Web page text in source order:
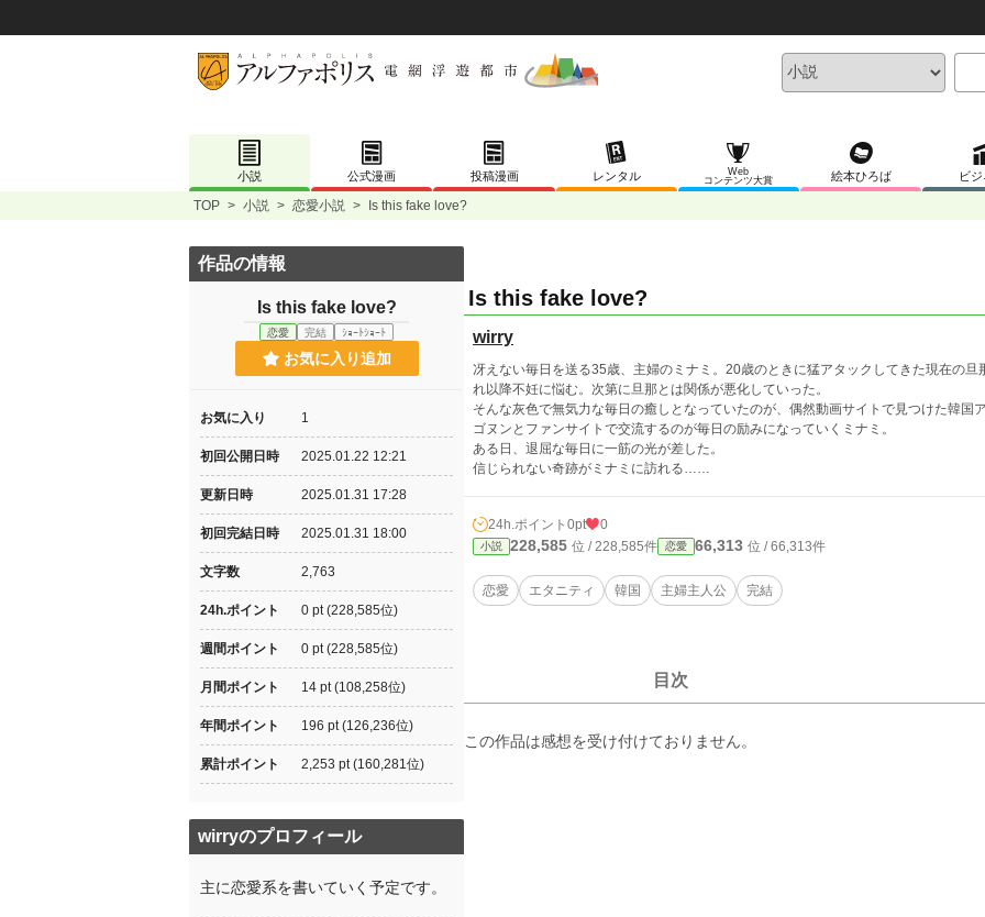
小説 公式漫画 投稿漫画 レンタル
Web
コンテンツ大賞
絵本ひろば ビ
TOP > 小説 > 恋愛小説 > Is this fake love?
Is this fake love?
wirry
冴えない毎日を送る35歳、主婦のミナミ。20歳のときに猛アタックしてきた現在の
れ以降不妊に悩む。次第に旦那とは関係が悪化していった。
そんな灰色で無気力な毎日の癒しとなっていたのが、偶然動画サイトで見つけた韓国
ゴヌンとファンサイトで交流するのが毎日の励みになっていくミナミ。
ある日、退屈な毎日に一筋の光が差した。
信じられない奇跡がミナミに訪れる……
24h.ポイント 0pt 0
小説 228,585 位 / 228,585件 恋愛 66,313 位 / 66,313件
恋愛 エタニティ 韓国 主婦主人公 完結
目次
この作品は感想を受け付けておりません。
作品の情報
Is this fake love?
恋愛 完結 ｼｮｰﾄｼｮｰﾄ
お気に入り追加
お気に入り 1
初回公開日時 2025.01.22 12:21
更新日時 2025.01.31 17:28
初回完結日時 2025.01.31 18:00
文字数 2,763
24h.ポイント 0 pt (228,585位)
週間ポイント 0 pt (228,585位)
月間ポイント 14 pt (108,258位)
年間ポイント 196 pt (126,236位)
累計ポイント 2,253 pt (160,281位)
wirryのプロフィール
主に恋愛系を書いていく予定です。